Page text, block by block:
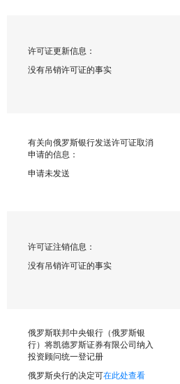
许可证更新信息：
没有吊销许可证的事实
有关向俄罗斯银行发送许可证取消
申请的信息：
申请未发送
许可证注销信息：
没有吊销许可证的事实
俄罗斯联邦中央银行（俄罗斯银
行）将凯德罗斯证券有限公司纳入
投资顾问统一登记册
俄罗斯央行的决定可在此处查看